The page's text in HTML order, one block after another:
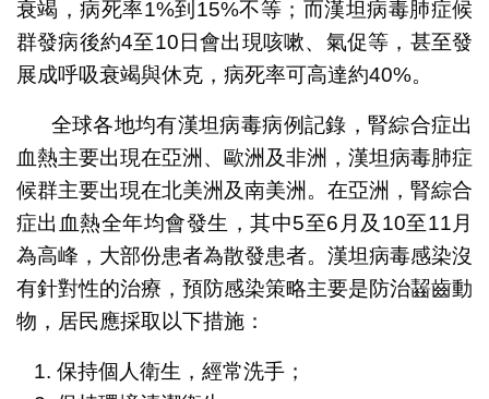
衰竭，病死率1%到15%不等；而漢坦病毒肺症候
群發病後約4至10日會出現咳嗽、氣促等，甚至發
展成呼吸衰竭與休克，病死率可高達約40%。
全球各地均有漢坦病毒病例記錄，腎綜合症出
血熱主要出現在亞洲、歐洲及非洲，漢坦病毒肺症
候群主要出現在北美洲及南美洲。在亞洲，腎綜合
症出血熱全年均會發生，其中5至6月及10至11月
為高峰，大部份患者為散發患者。漢坦病毒感染沒
有針對性的治療，預防感染策略主要是防治齧齒動
物，居民應採取以下措施：
保持個人衛生，經常洗手；